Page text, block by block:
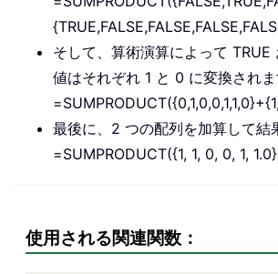
そして、算術演算によって TRUE
値はそれぞれ 1 と 0 に変換されま
最後に、2 つの配列を加算して結
=SUMPRODUCT({1, 1, 0, 0, 1,
使用される関連関数：